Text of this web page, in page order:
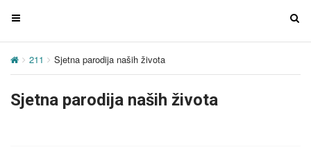
T
g
e
T
211 Sjetna parodija naših života
Sjetna parodija naših života